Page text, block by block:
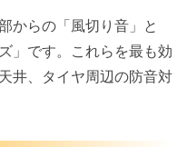
からの「風切り音」と
」です。これらを最も効
井、タイヤ周辺の防音対